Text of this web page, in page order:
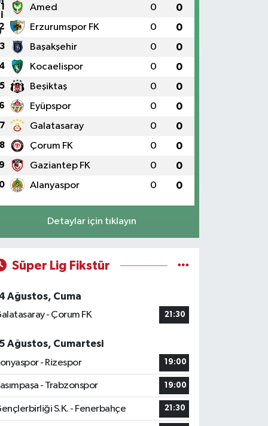
1 Amed 0 0
Erzurumspor FK 0 0
3 Başakşehir 0 0
Kocaelispor 0 0
5 Beşiktaş 0 0
Eyüpspor 0 0
7 Galatasaray 0 0
8 Çorum FK 0 0
Gaziantep FK 0 0
Alanyaspor 0 0
Detaylar için tıklayın
Süper Lig Fikstür
Ağustos, Cuma
- Çorum FK
21:30
Ağustos, Cumartesi
- Rizespor
19:00
- Trabzonspor 19:00
S.K. - Fenerbahçe 21:30